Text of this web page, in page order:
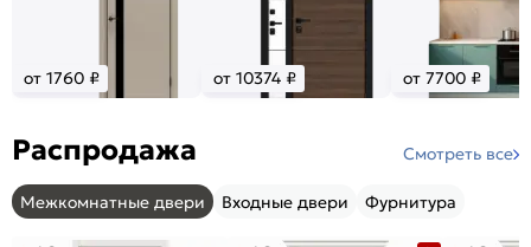
от 1760 ₽ от 10374 ₽ от 7700 ₽
Распродажа Смотреть все
Межкомнатные двери Входные двери Фурнитура